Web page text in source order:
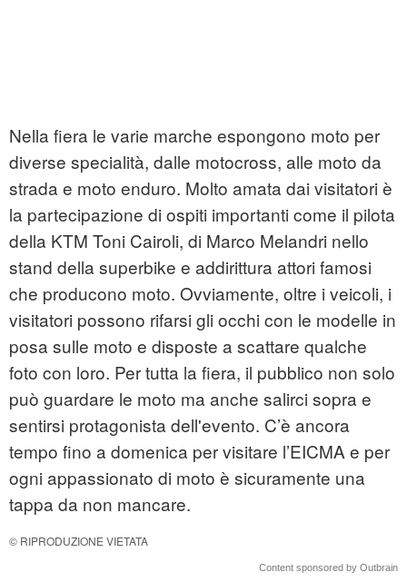
Nella fiera le varie marche espongono moto per
diverse specialità, dalle motocross, alle moto da
strada e moto enduro. Molto amata dai visitatori è
la partecipazione di ospiti importanti come il pilota
della KTM Toni Cairoli, di Marco Melandri nello
stand della superbike e addirittura attori famosi
che producono moto. Ovviamente, oltre i veicoli, i
visitatori possono rifarsi gli occhi con le modelle in
posa sulle moto e disposte a scattare qualche
foto con loro. Per tutta la fiera, il pubblico non solo
può guardare le moto ma anche salirci sopra e
sentirsi protagonista dell'evento. C’è ancora
tempo fino a domenica per visitare l’EICMA e per
ogni appassionato di moto è sicuramente una
tappa da non mancare.
© RIPRODUZIONE VIETATA
Content sponsored by Outbrain